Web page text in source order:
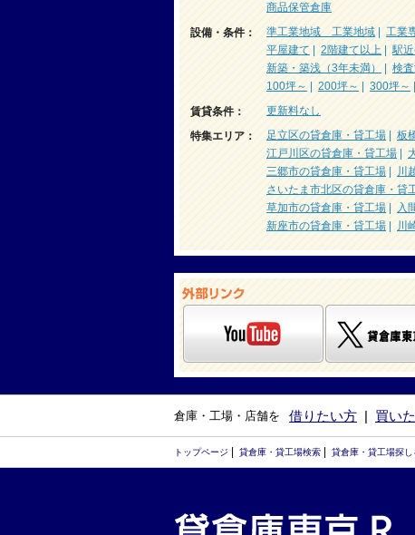
商品保管倉庫
設備・条件：
準工業地域 工業地域 工業
平屋建て
2階建て以上 |駅
新築・築浅（3年未満）
検
100坪～
200坪～ 300坪～
賃貸条件：
更新料なし
特集エリア：
足立区の貸倉庫・貸工場 板
江戸川区の貸倉庫・貸工場
三郷市の貸倉庫・貸工場
川
さいたま市北区の貸倉庫・貸
草加市の貸倉庫・貸工場
入
新座市の貸倉庫・貸工場
川
倉庫・工場・店舗を 借りたい方 | 買い
トップページ 貸倉庫・貸工場検索 貸倉庫・貸工場探し